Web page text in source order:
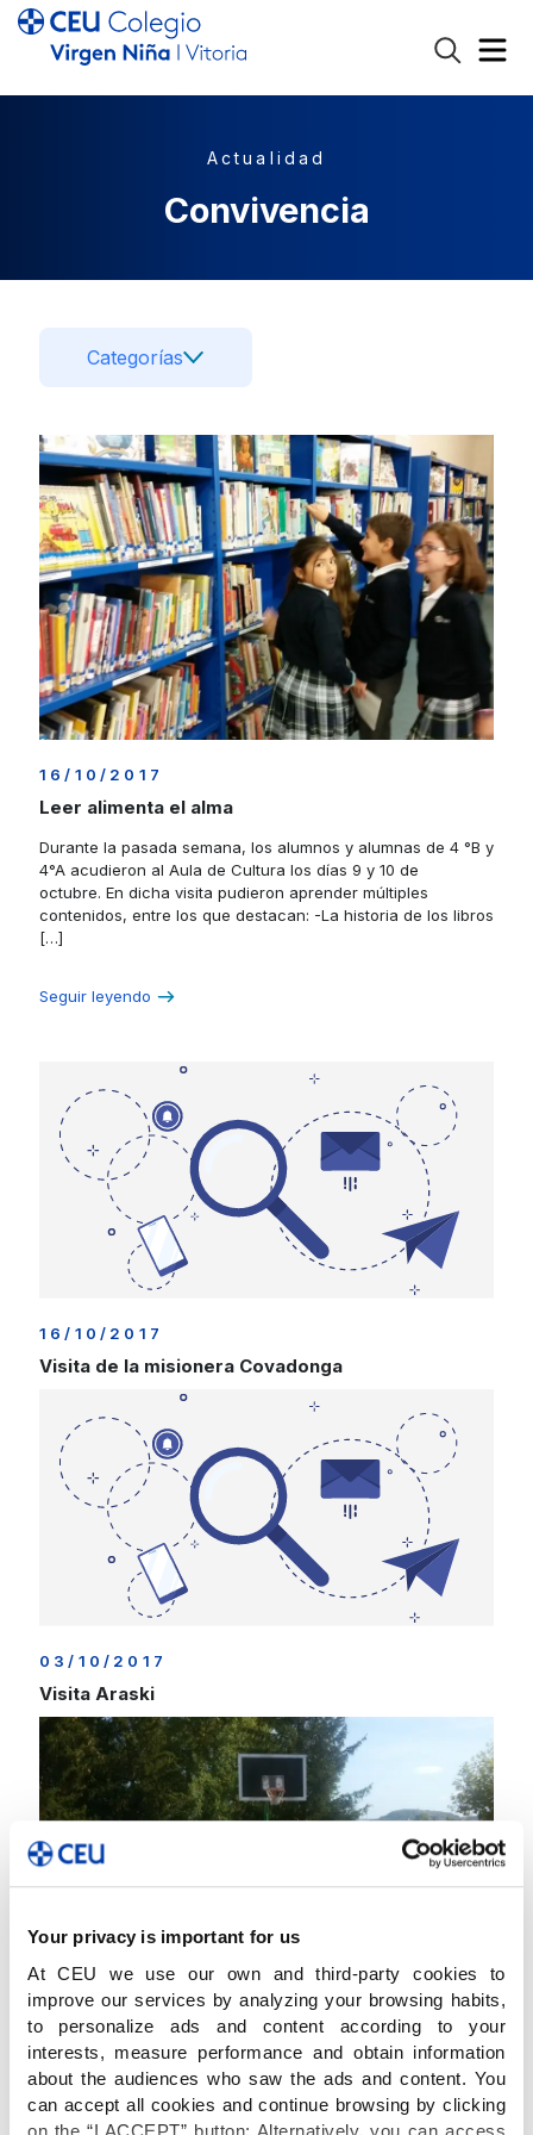
Your privacy is important for us
At CEU we use our own and third-party cookies to
improve our services by analyzing your browsing habits,
to personalize ads and content according to your
interests, measure performance and obtain information
about the audiences who saw the ads and content. You
can accept all cookies and continue browsing by clicking
on the “I ACCEPT” button; Alternatively, you can access
Actualidad
Convivencia
Categorías
16/10/2017
Leer alimenta el alma
Durante la pasada semana, los alumnos y alumnas de 4 °B y
4°A acudieron al Aula de Cultura los días 9 y 10 de
octubre. En dicha visita pudieron aprender múltiples
contenidos, entre los que destacan: -La historia de los libros
[…]
Seguir leyendo
16/10/2017
Visita de la misionera Covadonga
Durante la presente semana, con motivo de la celebración
de la Jornada del Domund del 22 de Octubre, hemos tenido
el placer de recibir en CEU Virgen Niña a Covadonga,
carmelita vedruna, misionera en varios países de África
Occidental, donde
[…]
Seguir leyendo
03/10/2017
Visita Araski
¡Enhorabuena campeonas! Durante la mañana de hoy, en
CEU Virgen Niña hemos tenido el placer de recibir la visita
de 2 jugadoras del equipo profesional de la Liga Femenina
de Baloncesto Día del equipo vitoriano del Araski, el cual
realizó[…]
Seguir leyendo
01/10/2017
LET’S PLAY! Día Europeo del Deporte Escolar
(ESSD) 2017